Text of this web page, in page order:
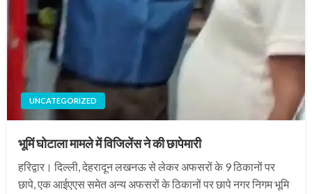
UNCATEGORIZED
भूमिं घोटाला मामले में विजिलेंस ने की छापेमारी
हरिद्वार। दिल्ली, देहरादून लखनऊ से लेकर अफसरों के 9 ठिकानों पर
छापे, एक आईएएस समेत अन्य अफसरों के ठिकानों पर छापे नगर निगम भूमि